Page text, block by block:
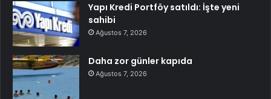
Yapı Kredi Portföy satıldı: İşte yeni
sahibi
Ağustos 7, 2026
Daha zor günler kapıda
Ağustos 7, 2026